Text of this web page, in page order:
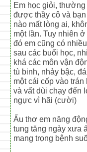
Em học giỏi,
được thầy cô và
nào mất lòng ai,
một lần. Tuy nhiên
đó em cũng có
sau các buổi học,
khá các môn vận
tù binh, nhảy bậc,
một cái cốp vào trán
và vất dùi chạy đến
ngực vì hãi (cười)
Ấu thơ em năng
tung tăng ngày xưa
mang trọng bệnh